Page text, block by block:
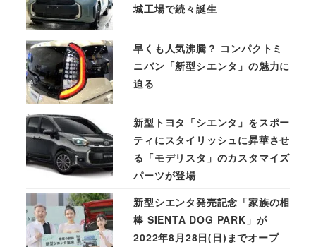
城工場で続々誕生
早くも人気沸騰？ コンパクトミ
ニバン「新型シエンタ」の魅力に
迫る
新型トヨタ「シエンタ」をスポー
ティにスタイリッシュに昇華させ
る「モデリスタ」のカスタマイズ
パーツが登場
新型シエンタ発売記念「家族の相
棒 SIENTA DOG PARK」が
2022年8月28日(日)までオープ